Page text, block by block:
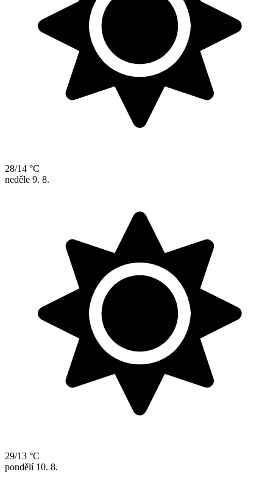
28/14 °C
neděle 9. 8.
29/13 °C
pondělí 10. 8.